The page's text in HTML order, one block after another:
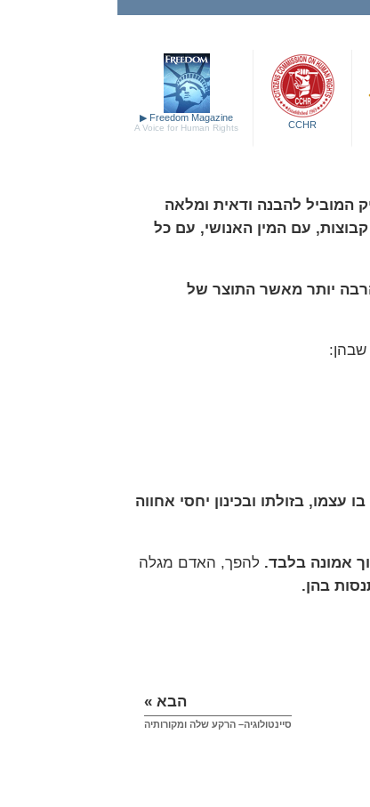
CCHR
Freedom Magazine
▶
A Voice for Human Rights
המוביל להבנה ודאית ומלאה
עם המין האנושי, עם כל
יותר מאשר התוצר של
שבהן:
עצמו, בזולתו ובכינון יחסי אחווה
אמונה בלבד. להפך, האדם מגלה
בהן.
הבא »
סיינטולוגיה– הרקע שלה ומקורותיה